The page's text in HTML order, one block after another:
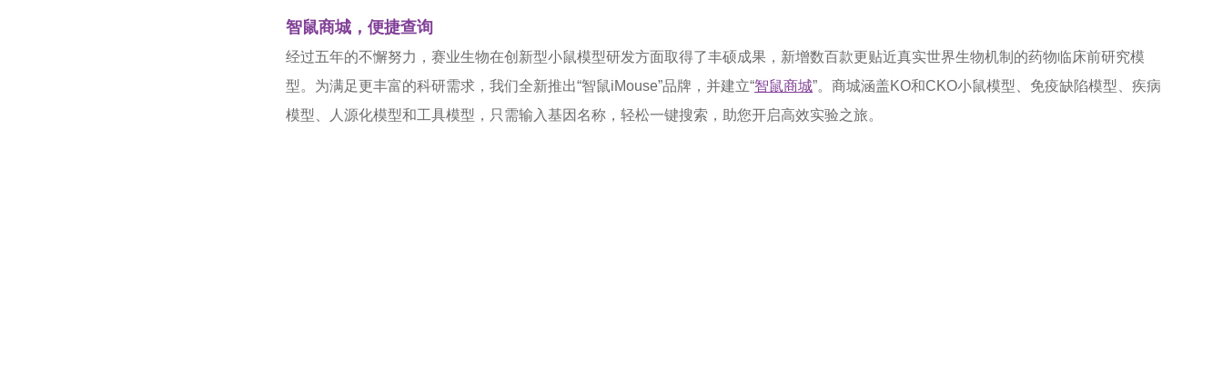
智鼠商城，便捷查询
经过五年的不懈努力，赛业生物在创新型小鼠模型研发方面取得了丰硕成果，新增数百款更贴近真实世界生物机制的药物临床前研究模
型。为满足更丰富的科研需求，我们全新推出“智鼠iMouse”品牌，并建立“智鼠商城”。商城涵盖KO和CKO小鼠模型、免疫缺陷模型、疾病
模型、人源化模型和工具模型，只需输入基因名称，轻松一键搜索，助您开启高效实验之旅。